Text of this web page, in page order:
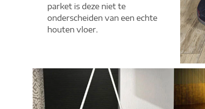
parket is deze niet te
onderscheiden van een echte
houten vloer.